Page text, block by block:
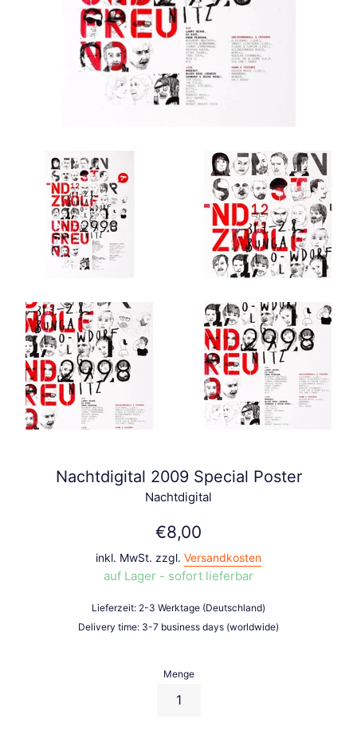
Nachtdigital 2009 Special Poster
Nachtdigital
Normaler
Preis
€8,00
inkl. MwSt. zzgl. Versandkosten
auf Lager - sofort lieferbar
Lieferzeit: 2-3 Werktage (Deutschland)
Delivery time: 3-7 business days (worldwide)
Menge